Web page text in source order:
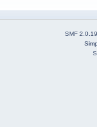
SMF 2.0.19